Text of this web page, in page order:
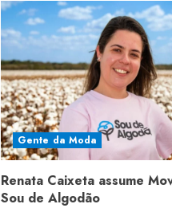
Gente da Moda
Renata Caixeta assume
Sou de Algodão